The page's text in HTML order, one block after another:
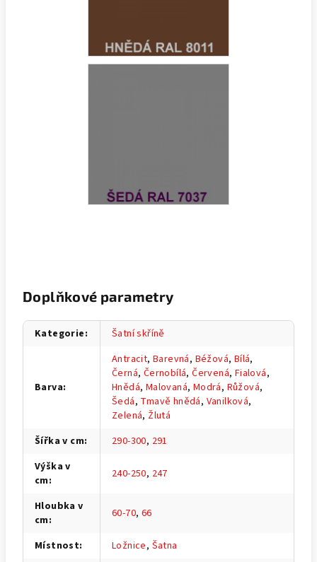
Doplňkové parametry
Kategorie: Šatní skříně
Barva:
Antracit,Barevná, Béžová, Bílá,
Černá, Černobílá,Červená, Fialová,
Hnědá, Malovaná, Modrá, Růžová,
Šedá, Tmavě hnědá, Vanilková,
Zelená, Žlutá
Šířka v cm: 290-300, 291
Výška v
cm: 240-250, 247
Hloubka v
cm: 60-70, 66
Místnost: Ložnice, Šatna